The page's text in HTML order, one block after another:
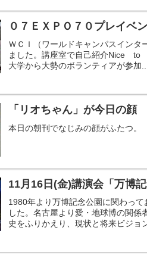
０７ＥＸＰＯ７０プレイベ
ＷＣＩ（ワールドキャンパスインタ
ました。講座室で自己紹介Nice to
大学から大勢のボランティアが参加...
「リオちゃん」が今日の顔
本日の朝刊でなじみの顔がふたつ
11月16日(金)講演会「万博
1980年より万博記念公園に関わっ
した。名古屋より愛・地球博の関
史をふりかえり、現状と将来ビジョ